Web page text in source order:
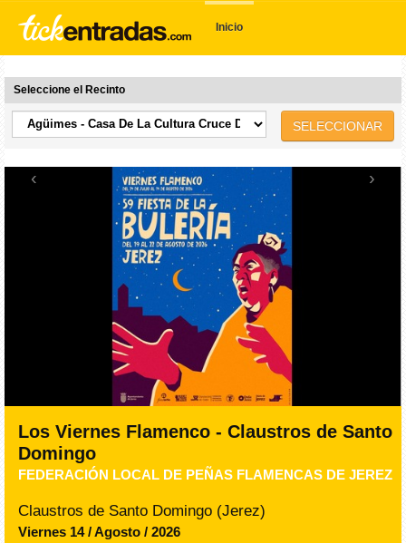
Inicio
Seleccione el Recinto
SELECCIONAR
‹ ›
Los Viernes Flamenco - Claustros de Santo
Domingo
FEDERACIÓN LOCAL DE PEÑAS FLAMENCAS DE JEREZ
Claustros de Santo Domingo (Jerez)
Viernes 14 / Agosto / 2026